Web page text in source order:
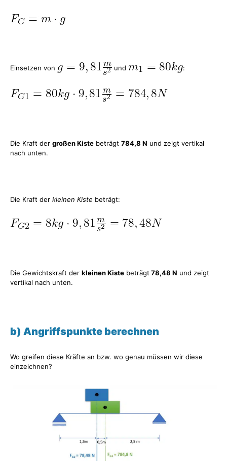
Einsetzen von und :
Die Kraft der großen Kiste beträgt 784,8 N und zeigt vertikal
nach unten.
Die Kraft der kleinen Kiste beträgt:
Die Gewichtskraft der kleinen Kiste beträgt78,48 N und zeigt
vertikal nach unten.
b) Angriffspunkte berechnen
Wo greifen diese Kräfte an bzw. wo genau müssen wir diese
einzeichnen?